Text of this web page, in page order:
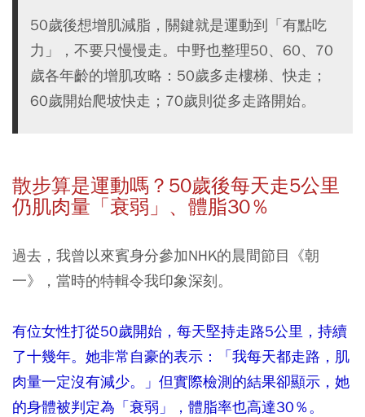
50歲後想增肌減脂，關鍵就是運動到「有點吃
力」，不要只慢慢走。中野也整理50、60、70
歲各年齡的增肌攻略：50歲多走樓梯、快走；
60歲開始爬坡快走；70歲則從多走路開始。
散步算是運動嗎？50歲後每天走5公里
仍肌肉量「衰弱」、體脂30％
過去，我曾以來賓身分參加NHK的晨間節目《朝
一》，當時的特輯令我印象深刻。
有位女性打從50歲開始，每天堅持走路5公里，持續
了十幾年。她非常自豪的表示：「我每天都走路，肌
肉量一定沒有減少。」但實際檢測的結果卻顯示，她
的身體被判定為「衰弱」，體脂率也高達30％。